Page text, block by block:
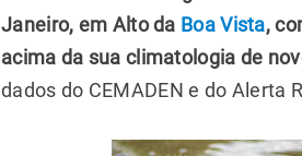
Janeiro, em Alto da Boa Vista,
acima da sua climatologia de
dados do CEMADEN e do Alerta